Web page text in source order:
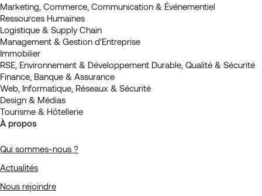
Marketing, Commerce, Communication & Événementiel
Ressources Humaines
Logistique & Supply Chain
Management & Gestion d'Entreprise
Immobilier
RSE, Environnement & Développement Durable, Qualité & Sécurité
Finance, Banque & Assurance
Web, Informatique, Réseaux & Sécurité
Design & Médias
Tourisme & Hôtellerie
À propos
Qui sommes-nous ?
Actualités
Nous rejoindre